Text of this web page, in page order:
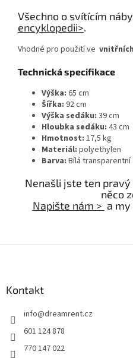
Všechno o svítícím
encyklopedii>.
Vhodné pro použití ve
Technická specifikace
Výška: 65 cm
Šířka: 92 cm
Výška sedáku: 39 cm
Hloubka sedáku: 43 cm
Hmotnost: 17,5 kg
Materiál: polyethylen
Barva: Bílá transparentní
Nenašli jste ten pravý
něco
Napište nám > a
Kontakt
info@dreamrent.cz
601 124 878
770 147 022